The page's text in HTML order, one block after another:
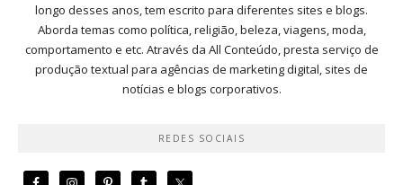
longo desses anos, tem escrito para diferentes sites e blogs.
Aborda temas como política, religião, beleza, viagens, moda,
comportamento e etc. Através da All Conteúdo, presta serviço de
produção textual para agências de marketing digital, sites de
notícias e blogs corporativos.
REDES SOCIAIS